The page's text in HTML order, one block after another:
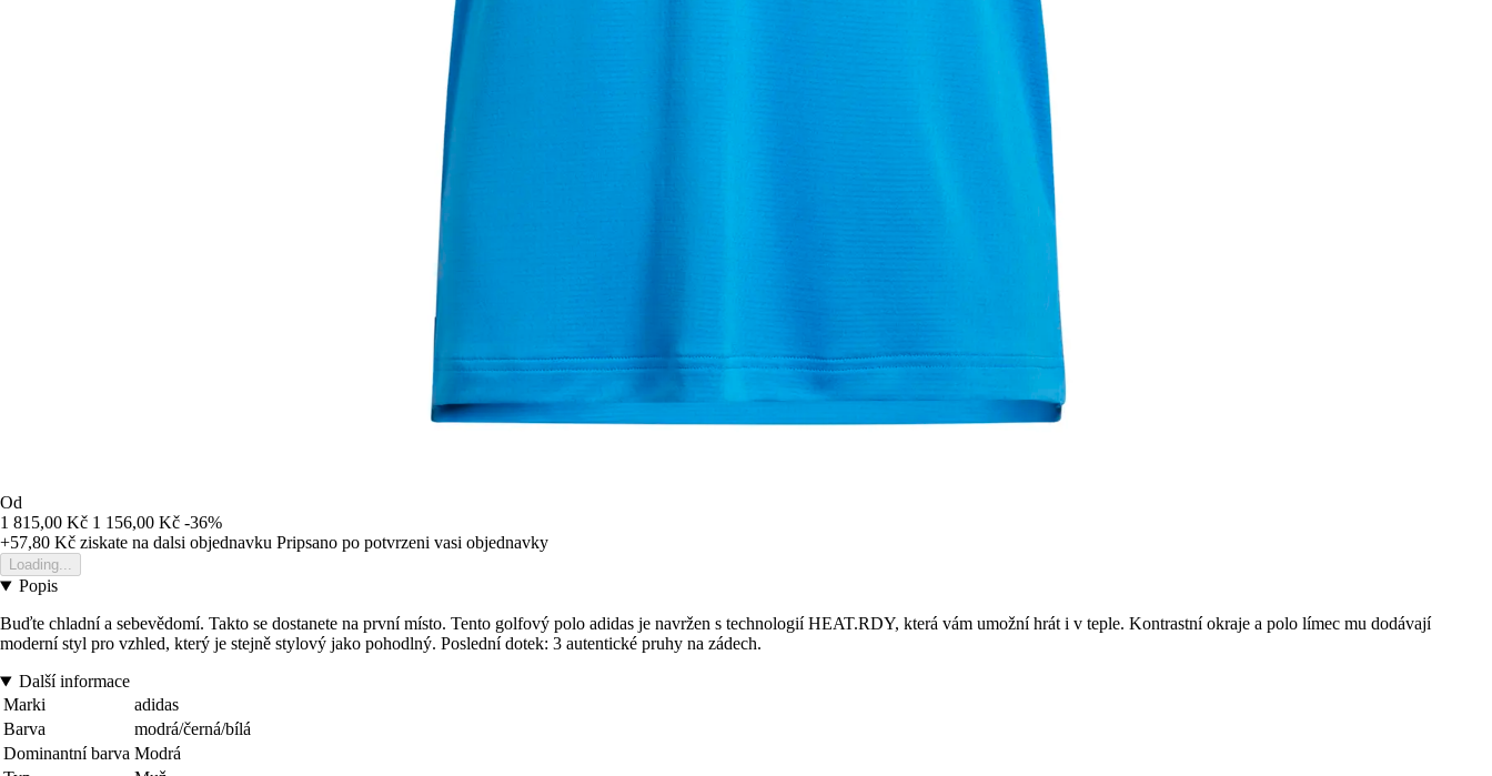
Od
1 815,00 Kč 1 156,00 Kč -36%
+57,80 Kč ziskate na dalsi objednavku Pripsano po potvrzeni vasi objednavky
Loading...
Popis
Buďte chladní a sebevědomí. Takto se dostanete na první místo. Tento golfový polo adidas je navržen s technologií HEAT.RDY, která vám umožní hrát i v teple. Kontrastní okraje a polo límec mu dodávají
moderní styl pro vzhled, který je stejně stylový jako pohodlný. Poslední dotek: 3 autentické pruhy na zádech.
Další informace
Marki
adidas
Barva
modrá/černá/bílá
Dominantní barva Modrá